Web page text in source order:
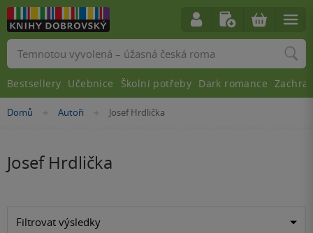
Nacházíte
Domů »Autoři »Josef Hrdlička
Josef Hrdlička
Filtrovat výsledky
Vyhledávání
Bestsellery Učebnice Školní potřeby Dark romance